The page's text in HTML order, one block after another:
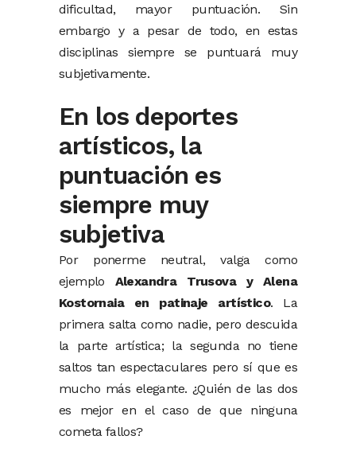
dificultad, mayor puntuación. Sin
embargo y a pesar de todo, en estas
disciplinas siempre se puntuará muy
subjetivamente.
En los deportes
artísticos, la
puntuación es
siempre muy
subjetiva
Por ponerme neutral, valga como
ejemplo Alexandra Trusova y Alena
Kostornaia en patinaje artístico. La
primera salta como nadie, pero descuida
la parte artística; la segunda no tiene
saltos tan espectaculares pero sí que es
mucho más elegante. ¿Quién de las dos
es mejor en el caso de que ninguna
cometa fallos?